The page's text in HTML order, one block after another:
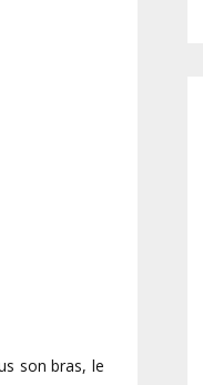
son bras, le